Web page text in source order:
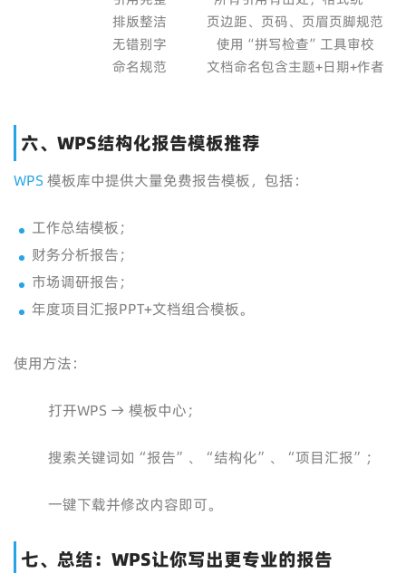
排版整洁
页边距、页码、页眉页脚规范
无错别字
使用“拼写检查”工具审校
命名规范
文档命名包含主题+日期+作者
六、WPS结构化报告模板推荐
WPS 模板库中提供大量免费报告模板，包括：
工作总结模板；
财务分析报告；
市场调研报告；
年度项目汇报PPT+文档组合模板。
使用方法：
打开WPS → 模板中心；
搜索关键词如“报告”、“结构化”、“项目汇报”；
一键下载并修改内容即可。
七、总结：WPS让你写出更专业的报告